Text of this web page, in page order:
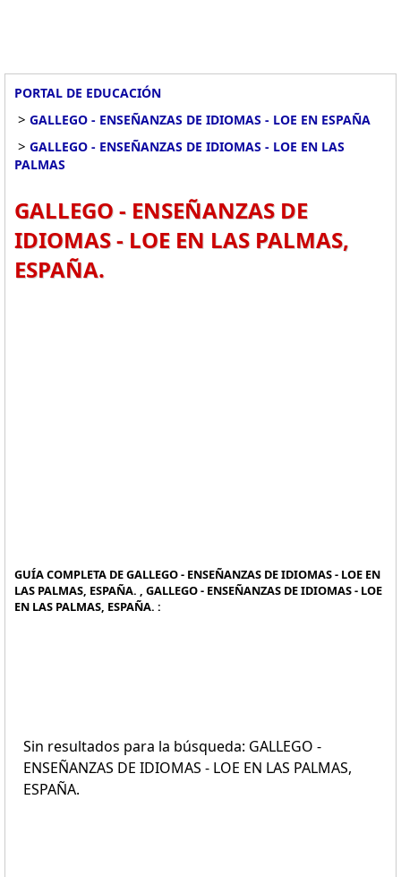
PORTAL DE EDUCACIÓN
> GALLEGO - ENSEÑANZAS DE IDIOMAS - LOE EN ESPAÑA
> GALLEGO - ENSEÑANZAS DE IDIOMAS - LOE EN LAS
PALMAS
GALLEGO - ENSEÑANZAS DE
IDIOMAS - LOE EN LAS PALMAS,
ESPAÑA.
GUÍA COMPLETA DE GALLEGO - ENSEÑANZAS DE IDIOMAS - LOE EN
LAS PALMAS, ESPAÑA. , GALLEGO - ENSEÑANZAS DE IDIOMAS - LOE
EN LAS PALMAS, ESPAÑA. :
Sin resultados para la búsqueda: GALLEGO -
ENSEÑANZAS DE IDIOMAS - LOE EN LAS PALMAS,
ESPAÑA.